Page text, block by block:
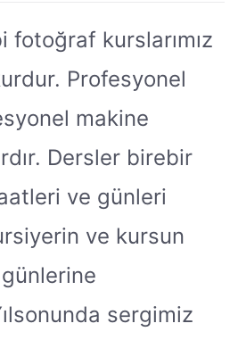
fotoğraf kurslarımız
Profesyonel
makine
Dersler birebir
ve günleri
ve kursun
sergimiz